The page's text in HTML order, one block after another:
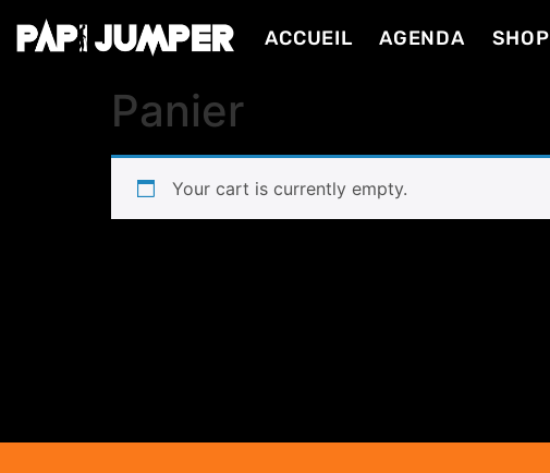
ACCUEIL AGENDA SHOP
Panier
Your cart is currently empty.